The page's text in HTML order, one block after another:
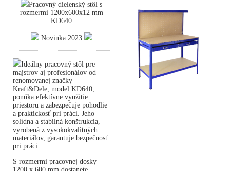
Pracovný dielenský stôl s
rozmermi 1200x600x12 mm
KD640
Novinka 2023
Ideálny pracovný stôl pre
majstrov aj profesionálov od
renomovanej značky
Kraft&Dele, model KD640,
ponúka efektívne využitie
priestoru a zabezpečuje pohodlie
a praktickosť pri práci. Jeho
solídna a stabilná konštrukcia,
vyrobená z vysokokvalitných
materiálov, garantuje bezpečnosť
pri práci.
S rozmermi pracovnej dosky